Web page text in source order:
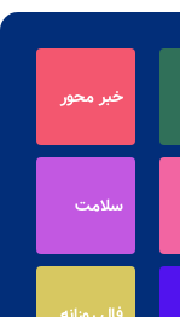
خبر محور
سلامت